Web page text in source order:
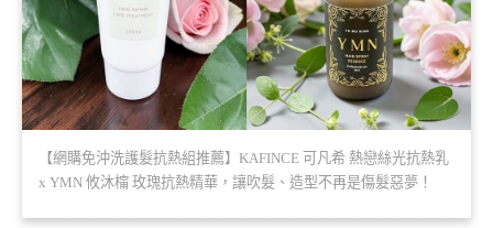
【網購免沖洗護髮抗熱組推薦】KAFINCE 可凡希 熱戀絲光抗熱乳
x YMN 攸沐橣 玫瑰抗熱精華，讓吹髮、造型不再是傷髮惡夢！